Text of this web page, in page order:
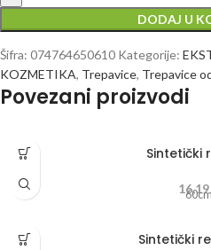
DODAJ U
Šifra: 074764650610 Kategorije:
KOZMETIKA, Trepavice, Trepavice
Povezani proizvodi
Sintetički
16,19
60cm
Sintetički